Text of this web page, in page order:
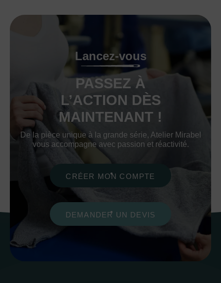
Lancez-vous
PASSEZ À
L’ACTION DÈS
MAINTENANT !
De la pièce unique à la grande série, Atelier Mirabel
vous accompagne avec passion et réactivité.
CRÉER MON COMPTE
DEMANDER UN DEVIS